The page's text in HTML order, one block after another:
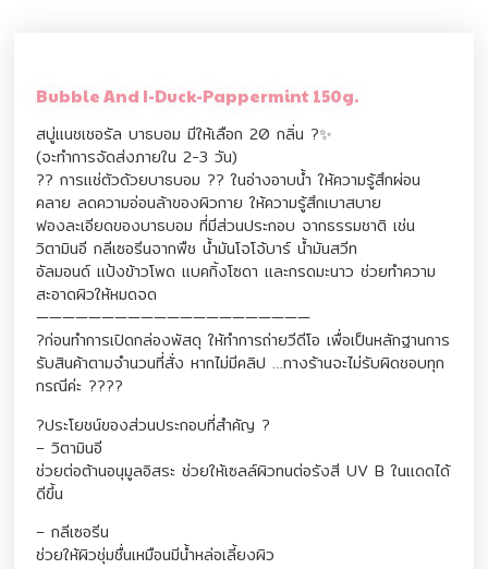
Bubble And I-Duck-Pappermint 150g.
สบู่แนชเชอรัล บาธบอม มีให้เลือก 20 กลิ่น ?✨
(จะทำการจัดส่งภายใน 2-3 วัน)
?? การแช่ตัวด้วยบาธบอม ?? ในอ่างอาบน้ำ ให้ความรู้สึกผ่อน
คลาย ลดความอ่อนล้าของผิวกาย ให้ความรู้สึกเบาสบาย
ฟองละเอียดของบาธบอม ที่มีส่วนประกอบ จากธรรมชาติ เช่น
วิตามินอี กลีเซอรีนจากพืช น้ำมันโจโจ้บาร์ น้ำมันสวีท
อัลมอนด์ แป้งข้าวโพด แบคกิ้งโซดา และกรดมะนาว ช่วยทำความ
สะอาดผิวให้หมดจด
—————————————————————
?ก่อนทำการเปิดกล่องพัสดุ ให้ทำการถ่ายวีดีโอ เพื่อเป็นหลักฐานการ
รับสินค้าตามจำนวนที่สั่ง หากไม่มีคลิป …ทางร้านจะไม่รับผิดชอบทุก
กรณีค่ะ ????
?ประโยชน์ของส่วนประกอบที่สำคัญ ?
– วิตามินอี
ช่วยต่อต้านอนุมูลอิสระ ช่วยให้เซลล์ผิวทนต่อรังสี UV B ในแดดได้
ดีขึ้น
– กลีเซอรีน
ช่วยให้ผิวชุ่มชื่นเหมือนมีน้ำหล่อเลี้ยงผิว